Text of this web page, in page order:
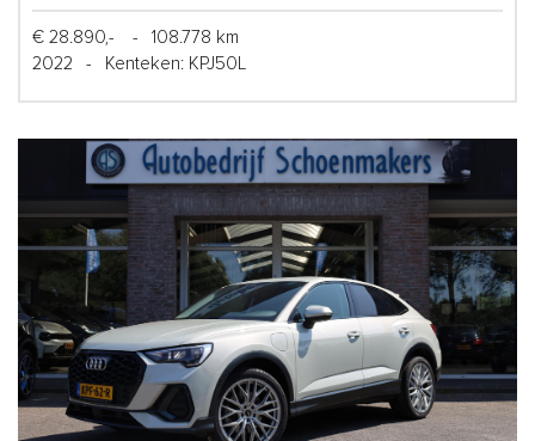
€ 28.890,- -
108.778 km
2022
- Kenteken: KPJ50L